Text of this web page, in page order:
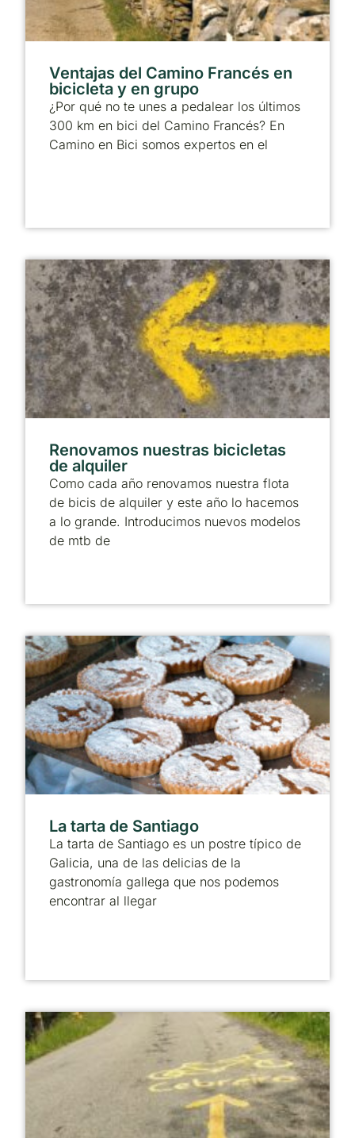
Ventajas del Camino Francés en
bicicleta y en grupo
¿Por qué no te unes a pedalear los últimos
300 km en bici del Camino Francés? En
Camino en Bici somos expertos en el
Renovamos nuestras bicicletas
de alquiler
Como cada año renovamos nuestra flota
de bicis de alquiler y este año lo hacemos
a lo grande. Introducimos nuevos modelos
de mtb de
La tarta de Santiago
La tarta de Santiago es un postre típico de
Galicia, una de las delicias de la
gastronomía gallega que nos podemos
encontrar al llegar